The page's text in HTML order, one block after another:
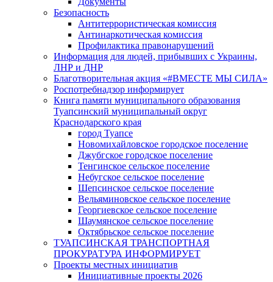
Безопасность
Антитеррористическая комиссия
Антинаркотическая комиссия
Профилактика правонарушений
Информация для людей, прибывших с Украины,
ЛНР и ДНР
Благотворительная акция «#ВМЕСТЕ МЫ СИЛА»
Роспотребнадзор информирует
Книга памяти муниципального образования
Туапсинский муниципальный округ
Краснодарского края
город Туапсе
Новомихайловское городское поселение
Джубгское городское поселение
Тенгинское сельское поселение
Небугское сельское поселение
Шепсинское сельское поселение
Вельяминовское сельское поселение
Георгиевское сельское поселение
Шаумянское сельское поселение
Октябрьское сельское поселение
ТУАПСИНСКАЯ ТРАНСПОРТНАЯ
ПРОКУРАТУРА ИНФОРМИРУЕТ
Проекты местных инициатив
Инициативные проекты 2026